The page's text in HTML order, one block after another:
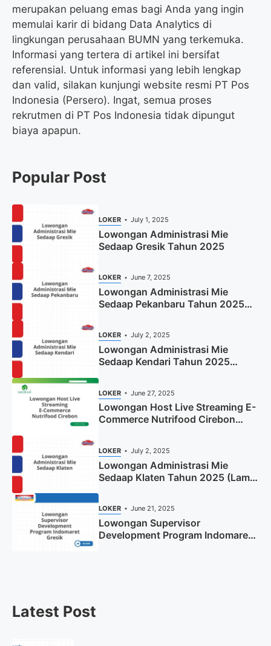
merupakan peluang emas bagi Anda yang ingin
memulai karir di bidang Data Analytics di
lingkungan perusahaan BUMN yang terkemuka.
Informasi yang tertera di artikel ini bersifat
referensial. Untuk informasi yang lebih lengkap
dan valid, silakan kunjungi website resmi PT Pos
Indonesia (Persero). Ingat, semua proses
rekrutmen di PT Pos Indonesia tidak dipungut
biaya apapun.
Popular Post
LOKER July 1, 2025
Lowongan Administrasi Mie
Sedaap Gresik Tahun 2025
LOKER June 7, 2025
Lowongan Administrasi Mie
Sedaap Pekanbaru Tahun 2025
LOKER July 2, 2025
Lowongan Administrasi Mie
Sedaap Kendari Tahun 2025
LOKER June 27, 2025
Lowongan Host Live Streaming E-
Commerce Nutrifood Cirebon
LOKER July 2, 2025
Lowongan Administrasi Mie
Sedaap Klaten Tahun 2025 (Lamar
LOKER June 21, 2025
Lowongan Supervisor
Development Program Indomaret
Latest Post